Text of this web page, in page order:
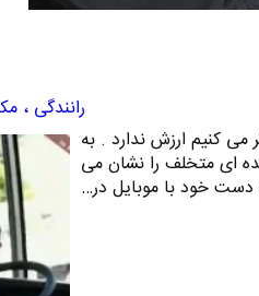
رانندگی ،
کنیم ارزش ندارد . به
ای متخلف را نشان می
خود با موبایل در…